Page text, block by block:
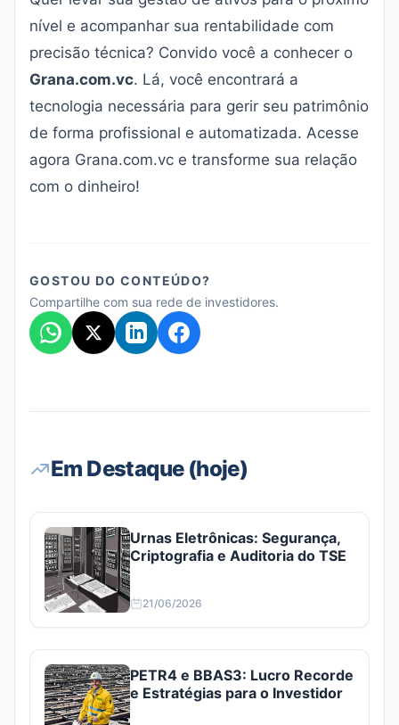
nível e acompanhar sua rentabilidade com
precisão técnica? Convido você a conhecer o
Grana.com.vc. Lá, você encontrará a
tecnologia necessária para gerir seu patrimônio
de forma profissional e automatizada. Acesse
agora Grana.com.vc e transforme sua relação
com o dinheiro!
GOSTOU DO CONTEÚDO?
Compartilhe com sua rede de investidores.
Em Destaque (hoje)
Urnas Eletrônicas: Segurança,
Criptografia e Auditoria do TSE
21/06/2026
PETR4 e BBAS3: Lucro Recorde
e Estratégias para o Investidor